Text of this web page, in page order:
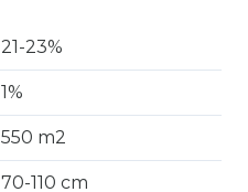
21-23%
1%
550 m2
70-110 cm